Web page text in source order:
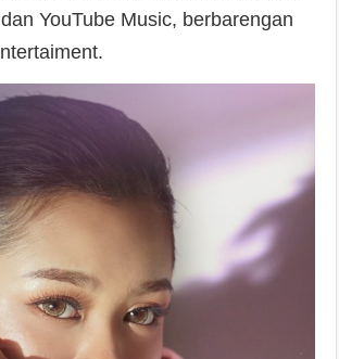
YouTube Music, berbarengan